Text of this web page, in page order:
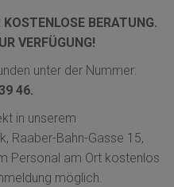
BERATUNG.
VERFÜGUNG!
unter der Nummer:
46.
in unserem
Raaber-Bahn-Gasse 15,
Personal am Ort kostenlos
möglich.